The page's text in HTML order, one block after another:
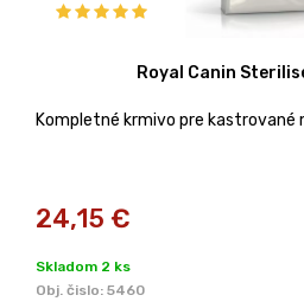
Royal Canin
Kompletné krmivo pre kastrované
24,15 €
Skladom 2 ks
Obj. čislo: 5460